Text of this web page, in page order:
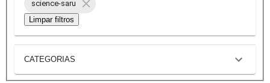
science-saru
Limpar filtros
CATEGORIAS